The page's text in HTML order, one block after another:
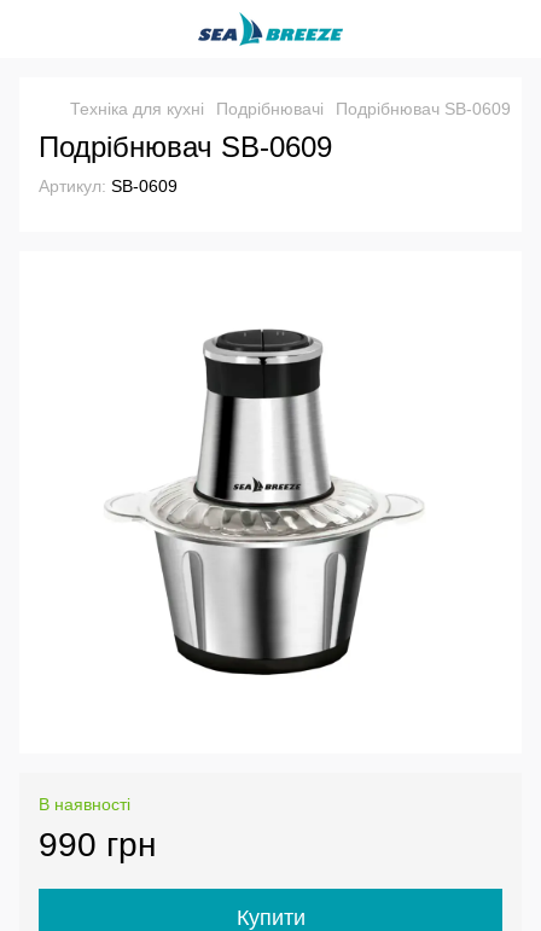
Техніка для кухні Подрібнювачі Подрібнювач SB-0609
Подрібнювач SB-0609
Артикул: SB-0609
В наявності
990 грн
Купити